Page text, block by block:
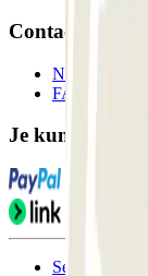
Contact
Neem contact
FAQ
Je kunt deze